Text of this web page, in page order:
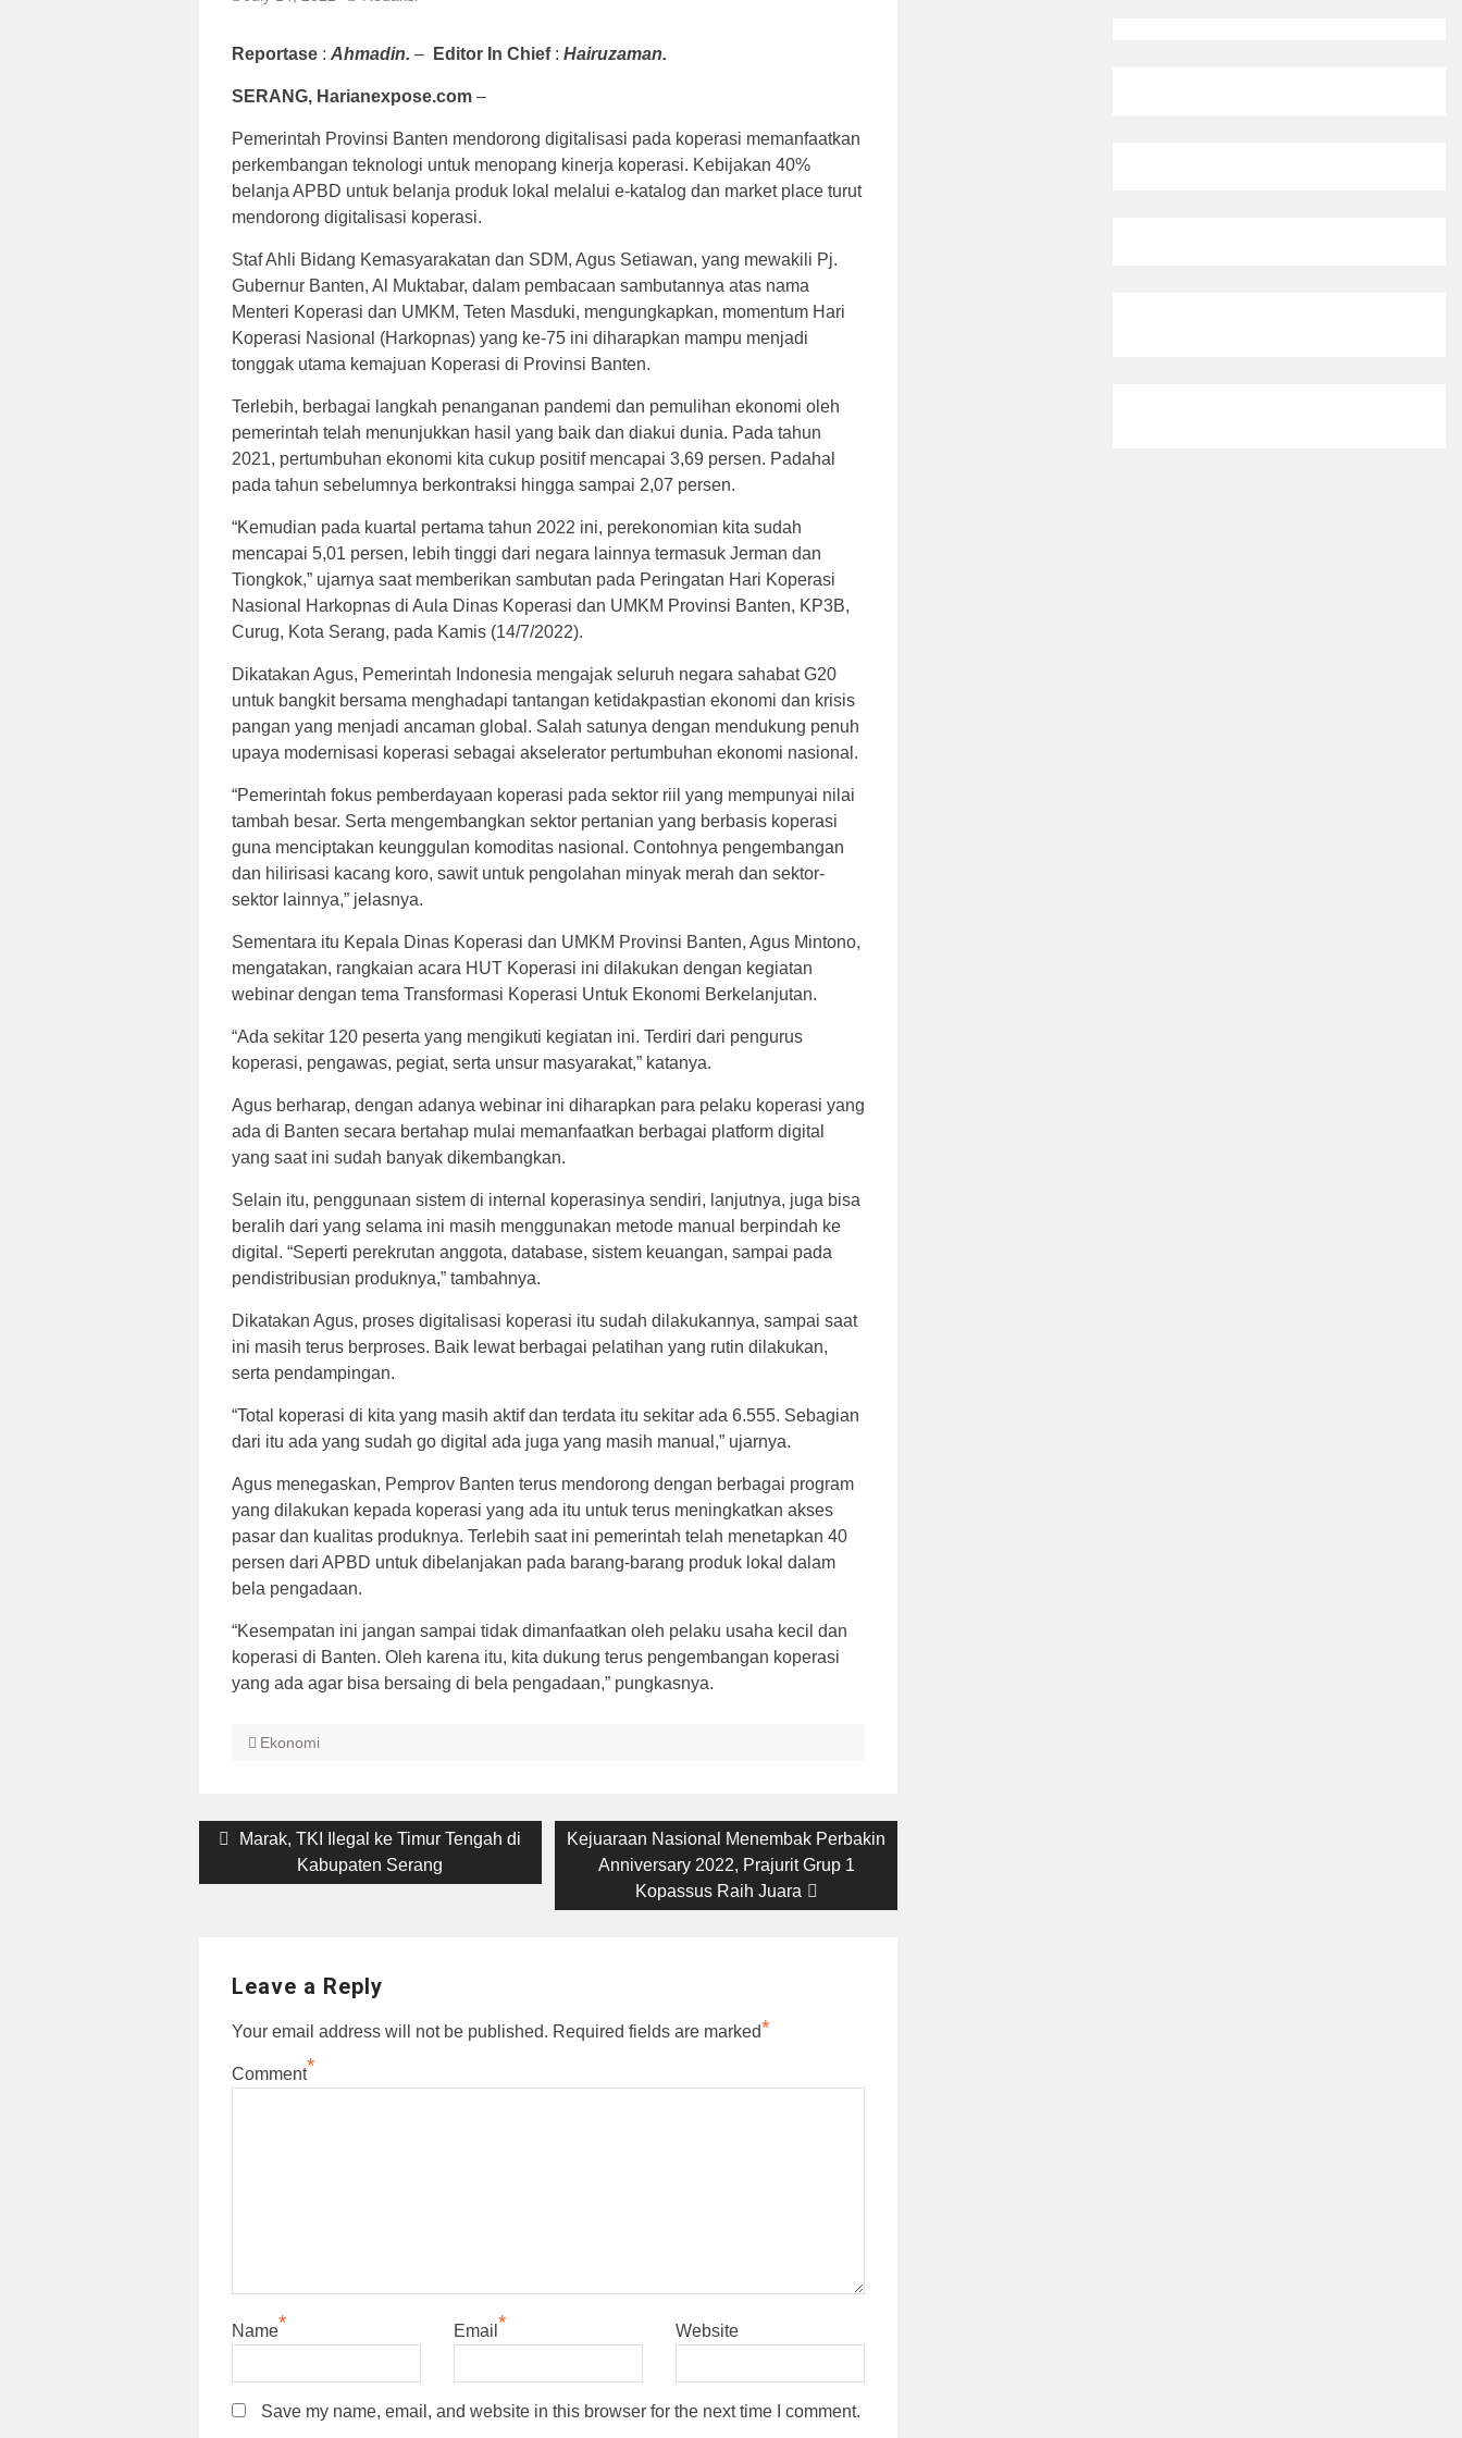
Reportase : Ahmadin. – Editor In Chief: Hairuzaman.
SERANG, Harianexpose.com –
Pemerintah Provinsi Banten mendorong digitalisasi pada koperasi memanfaatkan
perkembangan teknologi untuk menopang kinerja koperasi. Kebijakan 40%
belanja APBD untuk belanja produk lokal melalui e-katalog dan market place turut
mendorong digitalisasi koperasi.
Staf Ahli Bidang Kemasyarakatan dan SDM, Agus Setiawan, yang mewakili Pj.
Gubernur Banten, Al Muktabar, dalam pembacaan sambutannya atas nama
Menteri Koperasi dan UMKM, Teten Masduki, mengungkapkan, momentum Hari
Koperasi Nasional (Harkopnas) yang ke-75 ini diharapkan mampu menjadi
tonggak utama kemajuan Koperasi di Provinsi Banten.
Terlebih, berbagai langkah penanganan pandemi dan pemulihan ekonomi oleh
pemerintah telah menunjukkan hasil yang baik dan diakui dunia. Pada tahun
2021, pertumbuhan ekonomi kita cukup positif mencapai 3,69 persen. Padahal
pada tahun sebelumnya berkontraksi hingga sampai 2,07 persen.
“Kemudian pada kuartal pertama tahun 2022 ini, perekonomian kita sudah
mencapai 5,01 persen, lebih tinggi dari negara lainnya termasuk Jerman dan
Tiongkok,” ujarnya saat memberikan sambutan pada Peringatan Hari Koperasi
Nasional Harkopnas di Aula Dinas Koperasi dan UMKM Provinsi Banten, KP3B,
Curug, Kota Serang, pada Kamis (14/7/2022).
Dikatakan Agus, Pemerintah Indonesia mengajak seluruh negara sahabat G20
untuk bangkit bersama menghadapi tantangan ketidakpastian ekonomi dan krisis
pangan yang menjadi ancaman global. Salah satunya dengan mendukung penuh
upaya modernisasi koperasi sebagai akselerator pertumbuhan ekonomi nasional.
“Pemerintah fokus pemberdayaan koperasi pada sektor riil yang mempunyai nilai
tambah besar. Serta mengembangkan sektor pertanian yang berbasis koperasi
guna menciptakan keunggulan komoditas nasional. Contohnya pengembangan
dan hilirisasi kacang koro, sawit untuk pengolahan minyak merah dan sektor-
sektor lainnya,” jelasnya.
Sementara itu Kepala Dinas Koperasi dan UMKM Provinsi Banten, Agus Mintono,
mengatakan, rangkaian acara HUT Koperasi ini dilakukan dengan kegiatan
webinar dengan tema Transformasi Koperasi Untuk Ekonomi Berkelanjutan.
“Ada sekitar 120 peserta yang mengikuti kegiatan ini. Terdiri dari pengurus
koperasi, pengawas, pegiat, serta unsur masyarakat,” katanya.
Agus berharap, dengan adanya webinar ini diharapkan para pelaku koperasi yang
ada di Banten secara bertahap mulai memanfaatkan berbagai platform digital
yang saat ini sudah banyak dikembangkan.
Selain itu, penggunaan sistem di internal koperasinya sendiri, lanjutnya, juga bisa
beralih dari yang selama ini masih menggunakan metode manual berpindah ke
digital. “Seperti perekrutan anggota, database, sistem keuangan, sampai pada
pendistribusian produknya,” tambahnya.
Dikatakan Agus, proses digitalisasi koperasi itu sudah dilakukannya, sampai saat
ini masih terus berproses. Baik lewat berbagai pelatihan yang rutin dilakukan,
serta pendampingan.
“Total koperasi di kita yang masih aktif dan terdata itu sekitar ada 6.555. Sebagian
dari itu ada yang sudah go digital ada juga yang masih manual,” ujarnya.
Agus menegaskan, Pemprov Banten terus mendorong dengan berbagai program
yang dilakukan kepada koperasi yang ada itu untuk terus meningkatkan akses
pasar dan kualitas produknya. Terlebih saat ini pemerintah telah menetapkan 40
persen dari APBD untuk dibelanjakan pada barang-barang produk lokal dalam
bela pengadaan.
“Kesempatan ini jangan sampai tidak dimanfaatkan oleh pelaku usaha kecil dan
koperasi di Banten. Oleh karena itu, kita dukung terus pengembangan koperasi
yang ada agar bisa bersaing di bela pengadaan,” pungkasnya.
Ekonomi
Post
navigation
Previous
Marak, TKI Ilegal ke Timur Tengah di
Kabupaten Serang
Next
post:
Kejuaraan Nasional Menembak Perbakin
Anniversary 2022, Prajurit Grup 1
Kopassus Raih Juara
Leave a Reply
Your email address will not be published. Required fields are marked*
Comment*
Name* Email * Website
Save my name, email, and website in this browser for the next time I comment.